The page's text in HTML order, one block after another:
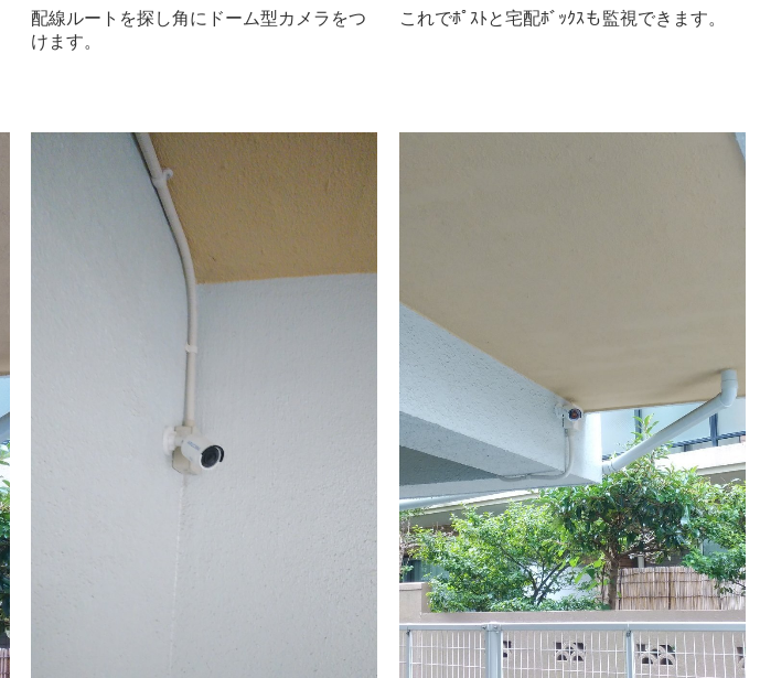
配線ルートを探し角にドーム型カメラをつ
けます。
これでﾎﾟｽﾄと宅配ﾎﾞｯｸｽも監視できます。